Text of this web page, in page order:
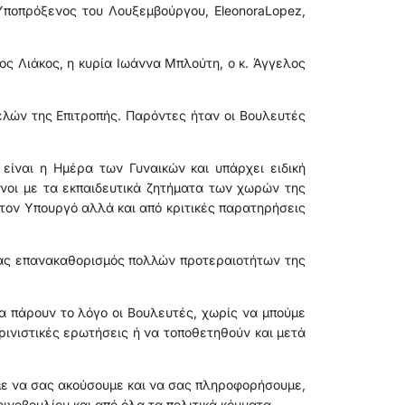
του Λουξεμβούργου, EleonoraLopez,
Λιάκος, η κυρία Ιωάννα Μπλούτη, ο κ. Άγγελος
της Επιτροπής. Παρόντες ήταν οι Βουλευτές
η Ημέρα των Γυναικών και υπάρχει ειδική
με τα εκπαιδευτικά ζητήματα των χωρών της
Υπουργό αλλά και από κριτικές παρατηρήσεις
επανακαθορισμός πολλών προτεραιοτήτων της
πάρουν το λόγο οι Βουλευτές, χωρίς να μπούμε
ερωτήσεις ή να τοποθετηθούν και μετά
να σας ακούσουμε και να σας πληροφορήσουμε,